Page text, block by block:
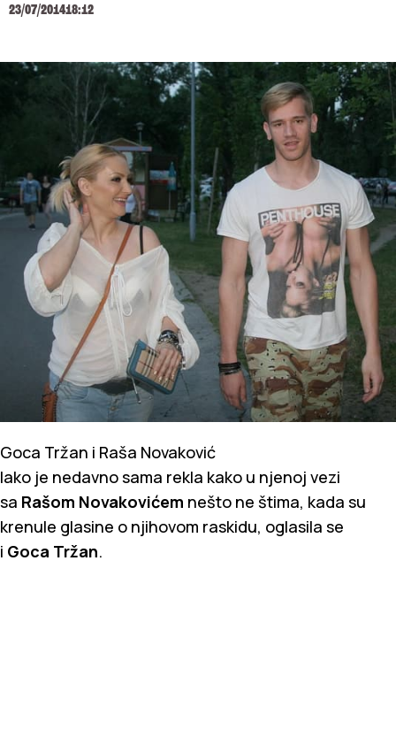
23/07/201418:12
Goca Tržan i Raša Novaković
Iako je nedavno sama rekla kako u njenoj vezi
sa Rašom Novakovićem nešto ne štima, kada su
krenule glasine o njihovom raskidu, oglasila se
i Goca Tržan.